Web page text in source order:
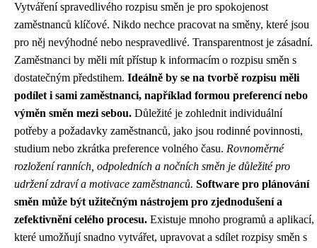
Vytváření spravedlivého rozpisu směn je pro spokojenost
zaměstnanců klíčové. Nikdo nechce pracovat na směny, které jsou
pro něj nevýhodné nebo nespravedlivé. Transparentnost je zásadní.
Zaměstnanci by měli mít přístup k informacím o rozpisu směn s
dostatečným předstihem. Ideálně by se na tvorbě rozpisu měli
podílet i sami zaměstnanci, například formou preferencí nebo
výměn směn mezi sebou. Důležité je zohlednit individuální
potřeby a požadavky zaměstnanců, jako jsou rodinné povinnosti,
studium nebo zkrátka preference volného času. Rovnoměrné
rozložení ranních, odpoledních a nočních směn je důležité pro
udržení zdraví a motivace zaměstnanců. Software pro plánování
směn může být užitečným nástrojem pro zjednodušení a
zefektivnění celého procesu. Existuje mnoho programů a aplikací,
které umožňují snadno vytvářet, upravovat a sdílet rozpisy směn s